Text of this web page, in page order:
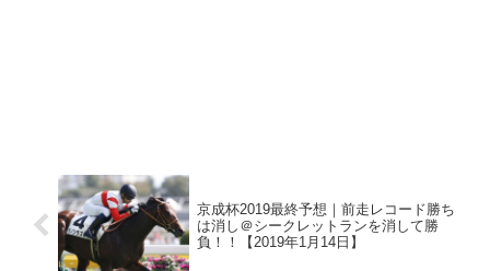
京成杯2019最終予想｜前走レコード勝ち
は消し＠シークレットランを消して勝
負！！【2019年1月14日】